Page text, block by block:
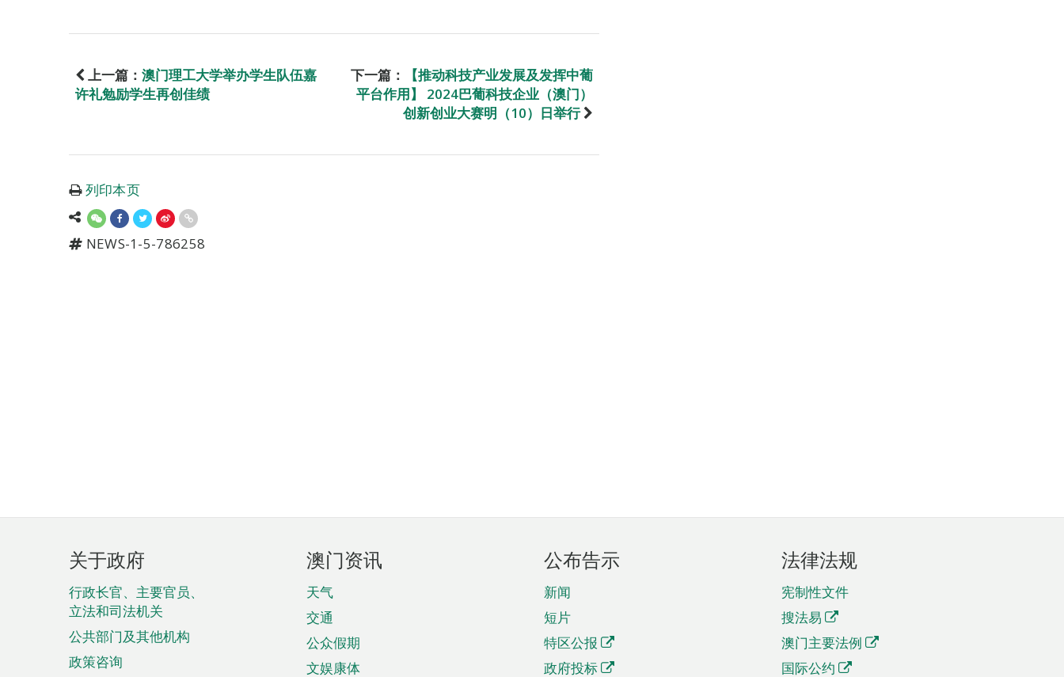
上一篇： 澳门理工大学举办学生队伍嘉
许礼勉励学生再创佳绩
下一篇：
【推动科技产业发展及发挥中葡
平台作用】 2024巴葡科技企业（澳门）
创新创业大赛明（10）日举行
列印本页
NEWS-1-5-786258
页
脚
菜
单
关于政府
行政长官、主要官员、
立法和司法机关
公共部门及其他机构
政策咨询
澳门资讯
天气
交通
公众假期
文娱康体
公布告示
新闻
短片
特区公报
政府投标
法律法规
宪制性文件
搜法易
澳门主要法例
国际公约